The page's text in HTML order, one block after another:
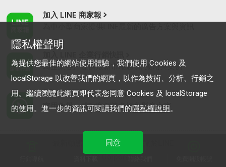
加入 LINE 商家報
為企業客戶提供最新市場趨勢, 應用與案例
LINE Biz-Solutions YouTube
實用教學、成功案例等多樣化影音內容
服務條款
© LY Corporation
隱私權聲明
為提供您最佳的網站使用體驗，我們使用 Cookies 及
localStorage 以改善我們的網頁，以作為技術、分析、行銷之
用。繼續瀏覽此網頁即代表您同意 Cookies 及 localStorage
的使用。進一步的資訊可閱讀我們的隱私權說明。
同意